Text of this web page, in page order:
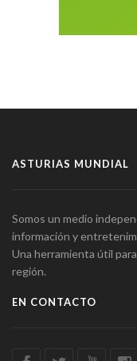
ASTURIAS MUNDIAL
Somos un medio
información y
Una herramienta útil
región.
EN CONTACTO